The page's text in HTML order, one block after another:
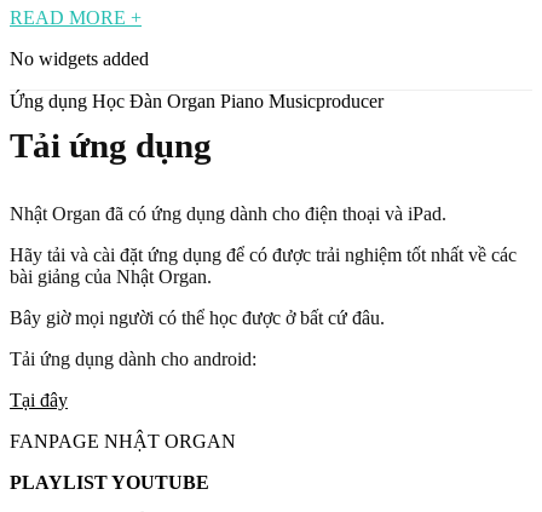
READ MORE +
No widgets added
Ứng dụng Học Đàn Organ Piano Musicproducer
Tải ứng dụng
Nhật Organ đã có ứng dụng dành cho điện thoại và iPad.
Hãy tải và cài đặt ứng dụng để có được trải nghiệm tốt nhất về các
bài giảng của Nhật Organ.
Bây giờ mọi người có thể học được ở bất cứ đâu.
Tải ứng dụng dành cho android:
Tại đây
FANPAGE NHẬT ORGAN
PLAYLIST YOUTUBE